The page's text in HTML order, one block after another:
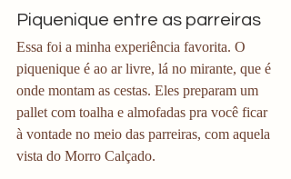
Piquenique entre as parreiras
Essa foi a minha experiência favorita. O
piquenique é ao ar livre, lá no mirante, que é
onde montam as cestas. Eles preparam um
pallet com toalha e almofadas pra você ficar
à vontade no meio das parreiras, com aquela
vista do Morro Calçado.